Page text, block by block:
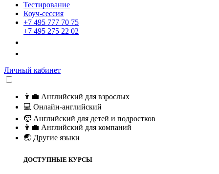
Тестирование
Коуч-сессия
+7 495 777 70 75
+7 495 275 22 02
Личный кабинет
👩‍💼 Английский для взрослых
💻 Онлайн-английский
🧒 Английский для детей и подростков
👩‍💼 Английский для компаний
🌏 Другие языки
ДОСТУПНЫЕ КУРСЫ